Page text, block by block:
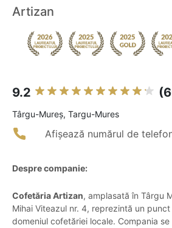
Artizan
9.2
Târgu-Mureş, Targu-Mures
Afișează numărul de
Despre companie:
Cofetăria Artizan, amplasată în Târgu
Mihai Viteazul nr. 4, reprezintă un
domeniul cofetăriei locale. Compania